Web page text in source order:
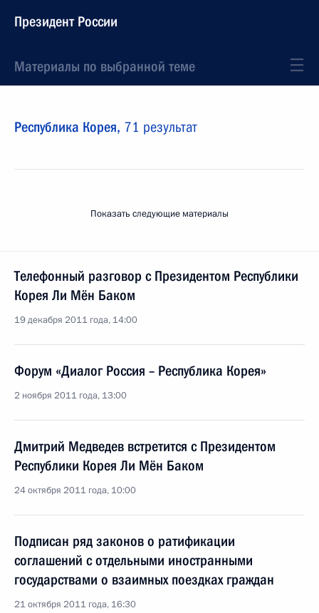
Президент России
Материалы по выбранной теме
Республика Корея, 71 результат
Показать следующие материалы
Телефонный разговор с Президентом Республики
Корея Ли Мён Баком
19 декабря 2011 года, 14:00
Форум «Диалог Россия – Республика Корея»
2 ноября 2011 года, 13:00
Дмитрий Медведев встретится с Президентом
Республики Корея Ли Мён Баком
24 октября 2011 года, 10:00
Подписан ряд законов о ратификации
соглашений с отдельными иностранными
государствами о взаимных поездках граждан
21 октября 2011 года, 16:30